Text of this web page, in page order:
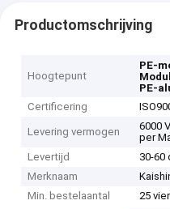
Productomschrijving
Hoogtepunt
PE-
PE-
Certificering
Levering vermogen
6000
per
Levertijd
30-60
Merknaam
Min. bestelaantal
25